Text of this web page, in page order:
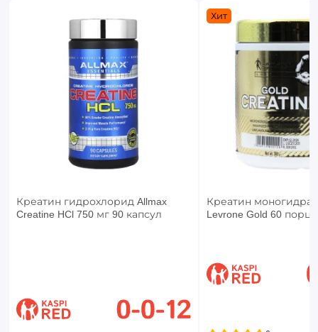
Креатин гидрохлорид Allmax
Creatine HCl 750 мг 90 капсул
Хит
Креатин моногидрат
Levrone Gold 60